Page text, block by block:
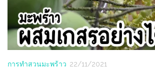
การทำสวนมะพร้าว 22/11/2021